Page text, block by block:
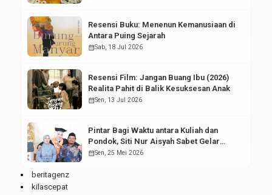
Resensi Buku: Menenun Kemanusiaan di
Antara Puing Sejarah
calendar_monthSab, 18 Jul 2026
Resensi Film: Jangan Buang Ibu (2026)
Realita Pahit di Balik Kesuksesan Anak
calendar_monthSen, 13 Jul 2026
Pintar Bagi Waktu antara Kuliah dan
Pondok, Siti Nur Aisyah Sabet Gelar
Wisudawan Terbaik
calendar_monthSen, 25 Mei 2026
beritagenz
kilascepat